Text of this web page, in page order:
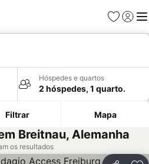
Favoritos
Iniciar
Hóspedes e quartos
2 hóspedes, 1 quarto.
Filtrar Mapa
Breitnau, Alemanha
os resultados